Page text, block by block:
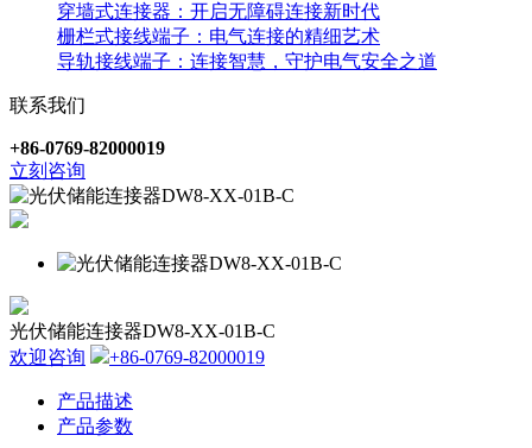
穿墙式连接器：开启无障碍连接新时代
栅栏式接线端子：电气连接的精细艺术
导轨接线端子：连接智慧，守护电气安全之道
联系我们
+86-0769-82000019
立刻咨询
光伏储能连接器DW8-XX-01B-C
欢迎咨询
+86-0769-82000019
产品描述
产品参数